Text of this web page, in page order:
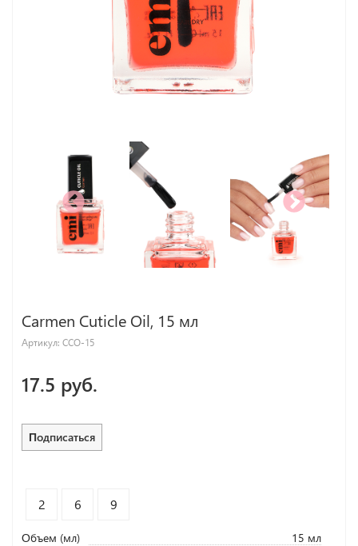
Carmen Cuticle Oil, 15 мл
Артикул: CCO-15
17.5 руб.
Подписаться
2 6 9
Объем (мл)
15 мл